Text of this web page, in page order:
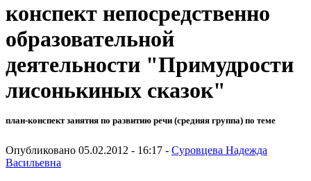
конспект непосредственно
образовательной
деятельности "Примудрости
лисонькиных сказок"
план-конспект занятия по развитию речи (средняя группа) по теме
Опубликовано 05.02.2012 - 16:17 - Суровцева Надежда
Васильевна